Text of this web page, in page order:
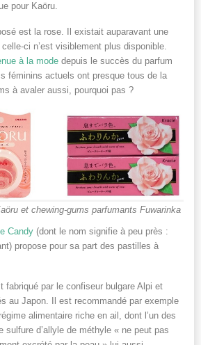
pour Kaöru.
est la rose. Il existait auparavant une
ci n’est visiblement plus disponible.
à la mode depuis le succès du parfum
féminins actuels ont presque tous de la
à avaler aussi, pourquoi pas ?
et chewing-gums parfumants Fuwarinka
Candy (dont le nom signifie à peu près :
propose pour sa part des pastilles à
fabriqué par le confiseur bulgare Alpi et
au Japon. Il est recommandé par exemple
alimentaire riche en ail, dont l’un des
d’allyle de méthyle « ne peut pas